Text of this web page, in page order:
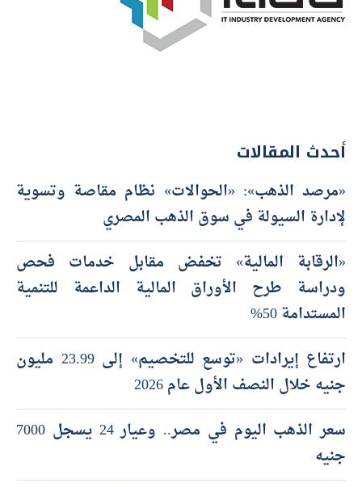
أحدث المقالات
«مرصد الذهب»: «الحوالات» نظام مقاصة وتسوية
لإدارة السيولة في سوق الذهب المصري
«الرقابة المالية» تخفض مقابل خدمات فحص
ودراسة طرح الأوراق المالية الداعمة للتنمية
المستدامة 50%
ارتفاع إيرادات «توسع للتخصيم» إلى 23.99 مليون
جنيه خلال النصف الأول عام 2026
سعر الذهب اليوم في مصر.. وعيار 24 يسجل 7000
جنيه